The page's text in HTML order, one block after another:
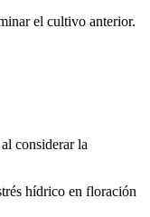
el cultivo anterior.
considerar la
hídrico en floración